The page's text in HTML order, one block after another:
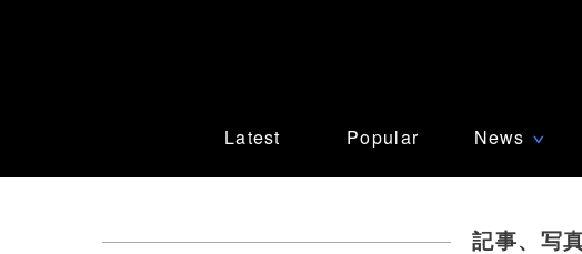
Latest Popular News ∨
記事、写